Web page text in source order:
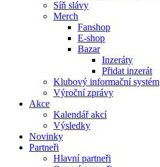
Síň slávy
Merch
Fanshop
E-shop
Bazar
Inzeráty
Přidat inzerát
Klubový informační systém
Výroční zprávy
Akce
Kalendář akcí
Výsledky
Novinky
Partneři
Hlavní partneři